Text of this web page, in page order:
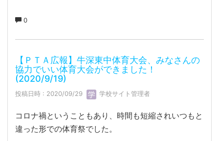
0
【ＰＴＡ広報】牛深東中体育大会、みなさんの
協力でいい体育大会ができました！
(2020/9/19)
投稿日時 : 2020/09/29 学校サイト管理者
コロナ禍ということもあり、時間も短縮されいつもと
違った形での体育祭でした。